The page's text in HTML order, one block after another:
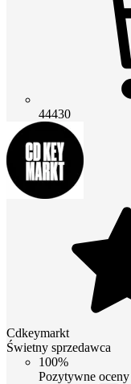
44430
Cdkeymarkt
Świetny sprzedawca
100%
Pozytywne oceny